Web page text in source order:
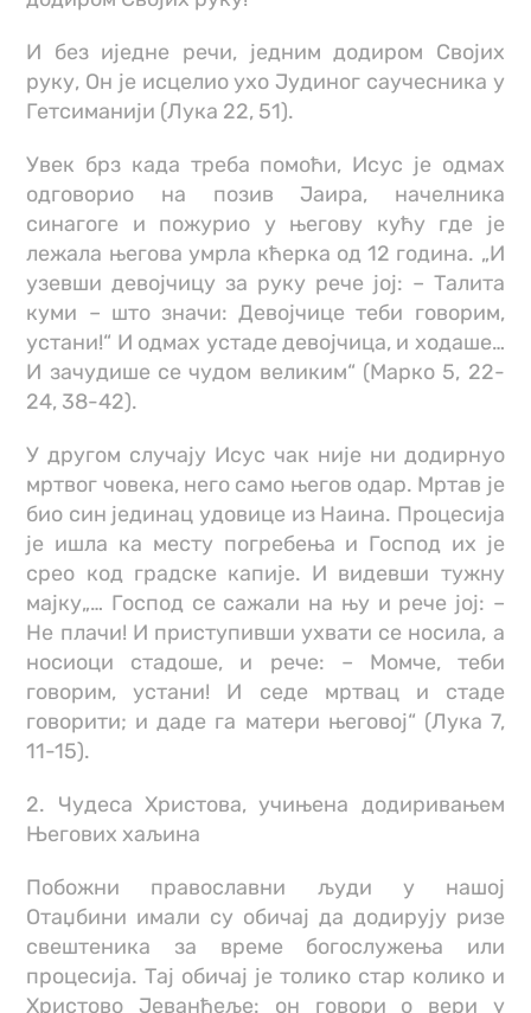
И без иједне речи, једним додиром Својих
руку, Он је исцелио ухо Јудиног саучесника у
Гетсиманији (Лука 22, 51).
Увек брз када треба помоћи, Исус је одмах
одговорио на позив Јаира, начелника
синагоге и пожурио у његову кућу где је
лежала његова умрла кћерка од 12 година. „И
узевши девојчицу за руку рече јој: – Талита
куми – што значи: Девојчице теби говорим,
устани!“ И одмах устаде девојчица, и ходаше…
И зачудише се чудом великим“ (Марко 5, 22-
24, 38-42).
У другом случају Исус чак није ни додирнуо
мртвог човека, него само његов одар. Мртав је
био син јединац удовице из Наина. Процесија
је ишла ка месту погребења и Господ их је
срео код градске капије. И видевши тужну
мајку„… Господ се сажали на њу и рече јој: –
Не плачи! И приступивши ухвати се носила, а
носиоци стадоше, и рече: – Момче, теби
говорим, устани! И седе мртвац и стаде
говорити; и даде га матери његовој“ (Лука 7,
11-15).
2. Чудеса Христова, учињена додиривањем
Његових хаљина
Побожни православни људи у нашој
Отаџбини имали су обичај да додирују ризе
свештеника за време богослужења или
процесија. Тај обичај је толико стар колико и
Христово Јеванђеље: он говори о вери у